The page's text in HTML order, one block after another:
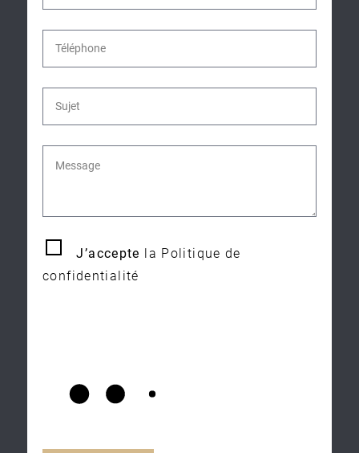
J’accepte la Politique de
confidentialité